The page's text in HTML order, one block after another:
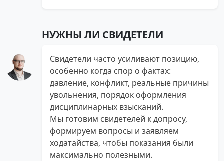
НУЖНЫ ЛИ СВИДЕТЕЛИ
Свидетели часто усиливают позицию,
особенно когда спор о фактах:
давление, конфликт, реальные причины
увольнения, порядок оформления
дисциплинарных взысканий.
Мы готовим свидетелей к допросу,
формируем вопросы и заявляем
ходатайства, чтобы показания были
максимально полезными.